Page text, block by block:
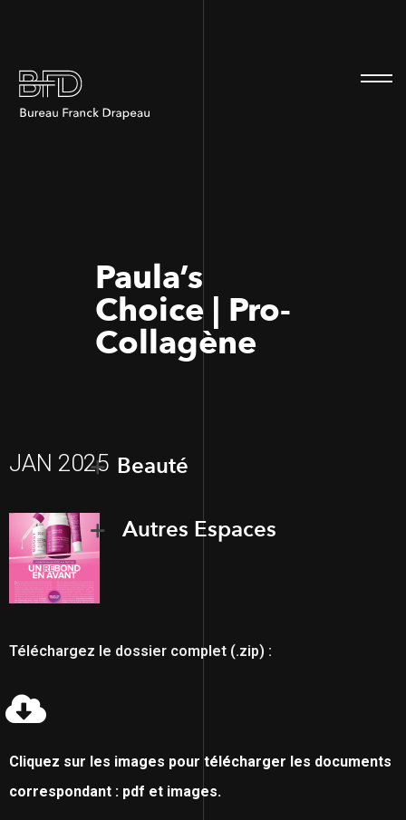
Paula’s
Choice | Pro-
Collagène
JAN 2025 Beauté
Autres Espaces
Téléchargez le dossier complet (.zip) :
Cliquez sur les images pour télécharger les documents
correspondant : pdf et images.